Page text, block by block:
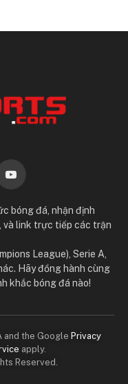
YouTube
bóng đá, nhận định
và link trực tiếp các trận
League), Serie A,
Hãy đồng hành cùng
khắc bóng đá nào!
and the Google Privacy
apply.
Reserved.